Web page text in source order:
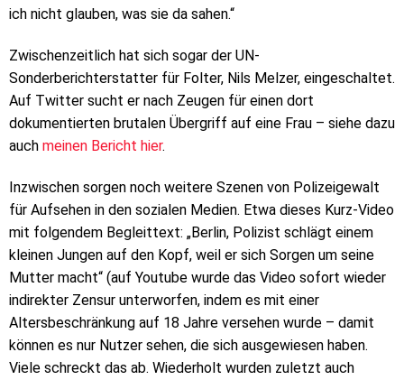
ich nicht glauben, was sie da sahen.“
Zwischenzeitlich hat sich sogar der UN-
Sonderberichterstatter für Folter, Nils Melzer, eingeschaltet.
Auf Twitter sucht er nach Zeugen für einen dort
dokumentierten brutalen Übergriff auf eine Frau – siehe dazu
auch meinen Bericht hier.
Inzwischen sorgen noch weitere Szenen von Polizeigewalt
für Aufsehen in den sozialen Medien. Etwa dieses Kurz-Video
mit folgendem Begleittext: „Berlin, Polizist schlägt einem
kleinen Jungen auf den Kopf, weil er sich Sorgen um seine
Mutter macht“ (auf Youtube wurde das Video sofort wieder
indirekter Zensur unterworfen, indem es mit einer
Altersbeschränkung auf 18 Jahre versehen wurde – damit
können es nur Nutzer sehen, die sich ausgewiesen haben.
Viele schreckt das ab. Wiederholt wurden zuletzt auch